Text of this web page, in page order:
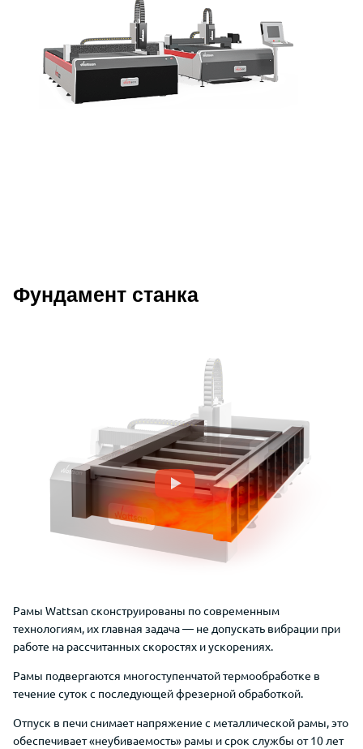
Описание преимуществ Wattsan
Фундамент станка
Рамы Wattsan сконструированы по современным
технологиям, их главная задача — не допускать вибрации при
работе на рассчитанных скоростях и ускорениях.
Рамы подвергаются многоступенчатой термообработке в
течение суток с последующей фрезерной обработкой.
Отпуск в печи снимает напряжение с металлической рамы, это
обеспечивает «неубиваемость» рамы и срок службы от 10 лет